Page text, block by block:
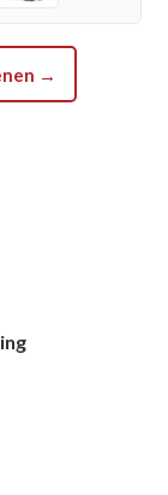
→